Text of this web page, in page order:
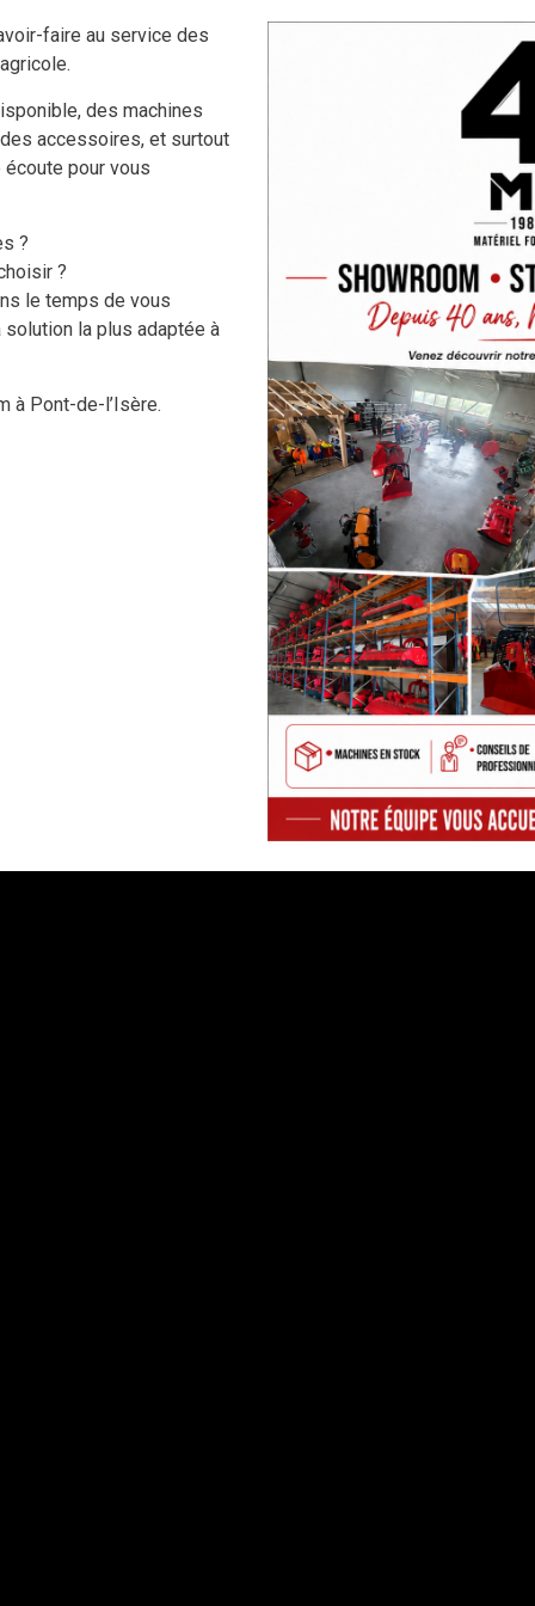
VÊTEMENTS,
CHAUSSURES
CASQUES DE PROTECTION
NOS MARQUES
MFA
FBC
JUNKKARI
TEHNOS
WESTERMANN
VERIGA
PALMS
FISCHER
faire au service des
des machines
accessoires, et surtout
pour vous
?
?
le temps de vous
la plus adaptée à
à Pont-de-l’Isère.